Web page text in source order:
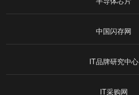
中国闪存网
IT品牌研究中心
IT采购网